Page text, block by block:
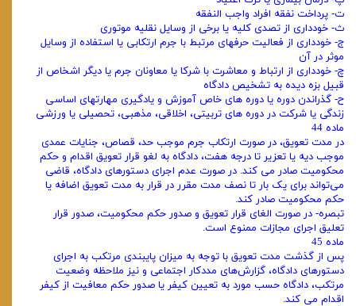
ت- پرداخت نفقه افراد واجب النفقه
ث- خودداری از تصدی کلیه یا برخی از وسایل نقلیه موتوری
ج- خودداری از فعالیت حرفهای مرتبط با جرم ارتکابی یا استفاده از وسایل
موثر در آن
چ- خودداری از ارتباط و معاشرت با شرکا یا معاونان جرم یا دیگر اشخاص از
قبیل بزه دیده به تشخیص دادگاه
ح- گذراندن دوره یا دوره های خاص آموزش و یادگیری مهارتهای اساسی
زندگی یا شرکت در دوره های تربیتی، اخلاقی، مذهبی، تحصیلی یا ورزشی
ماده 44
در مدت تعویق، در صورت ارتکاب جرم موجب حد، قصاص، جنایات عمدی
موجب دیه یا تعزیر تا درجه هفت، دادگاه به لغو قرار تعویق اقدام و حکم
محکومیت صادر می کند. در صورت عدم اجرای دستورهای دادگاه، قاضی
می‌تواند برای یک بار تا نصف مدت مقرر در قرار به مدت تعویق اضافه یا
حکم محکومیت صادر کند.
تبصره- در صورت الغای قرار تعویق و صدور حکم محکومیت، صدور قرار
تعلیق اجرای مجازات ممنوع است.
ماده 45
پس از گذشت مدت تعویق با توجه به میزان پایبندی مرتکب به اجرای
دستورهای دادگاه، گزارش‌های مددکار اجتماعی و نیز ملاحظه وضعیت
مرتکب، دادگاه حسب مورد به تعیین کیفر یا صدور حکم معافیت از کیفر
اقدام می کند.